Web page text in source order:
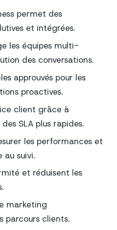
permet des
et intégrées.
les équipes multi-
des conversations.
approuvés pour les
proactives.
client grâce à
SLA plus rapides.
les performances et
au suivi.
et réduisent les
marketing
parcours clients.